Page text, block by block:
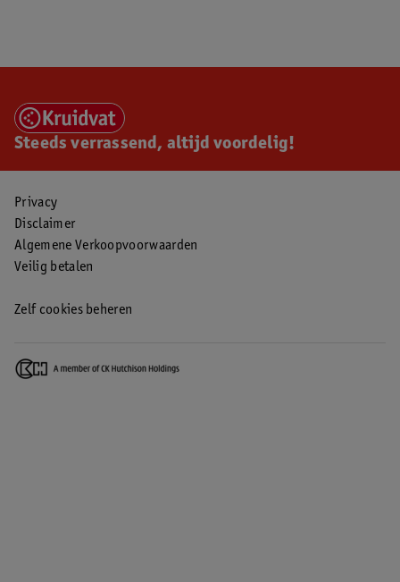
Steeds verrassend, altijd voordelig!
Privacy
Disclaimer
Algemene Verkoopvoorwaarden
Veilig betalen
Zelf cookies beheren